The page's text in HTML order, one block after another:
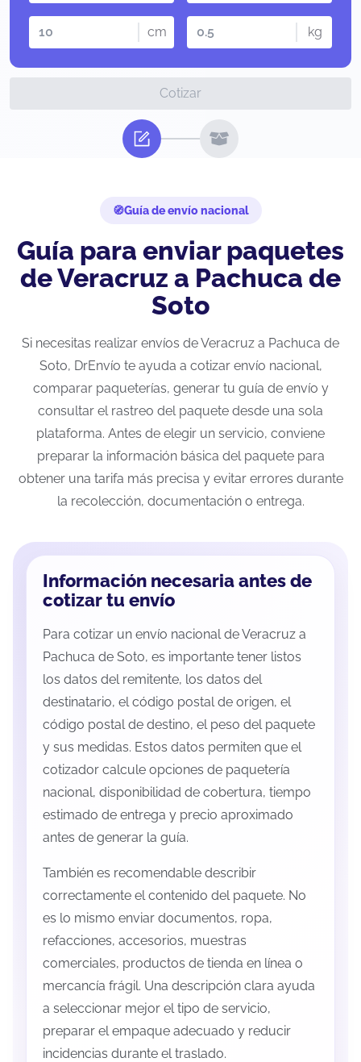
cm kg
Cotizar
Guía de envío nacional
Guía para enviar paquetes
de Veracruz a Pachuca de
Soto
Si necesitas realizar envíos de Veracruz a Pachuca de
Soto, DrEnvío te ayuda a cotizar envío nacional,
comparar paqueterías, generar tu guía de envío y
consultar el rastreo del paquete desde una sola
plataforma. Antes de elegir un servicio, conviene
preparar la información básica del paquete para
obtener una tarifa más precisa y evitar errores durante
la recolección, documentación o entrega.
Información necesaria antes de
cotizar tu envío
Para cotizar un envío nacional de Veracruz a
Pachuca de Soto, es importante tener listos
los datos del remitente, los datos del
destinatario, el código postal de origen, el
código postal de destino, el peso del paquete
y sus medidas. Estos datos permiten que el
cotizador calcule opciones de paquetería
nacional, disponibilidad de cobertura, tiempo
estimado de entrega y precio aproximado
antes de generar la guía.
También es recomendable describir
correctamente el contenido del paquete. No
es lo mismo enviar documentos, ropa,
refacciones, accesorios, muestras
comerciales, productos de tienda en línea o
mercancía frágil. Una descripción clara ayuda
a seleccionar mejor el tipo de servicio,
preparar el empaque adecuado y reducir
incidencias durante el traslado.